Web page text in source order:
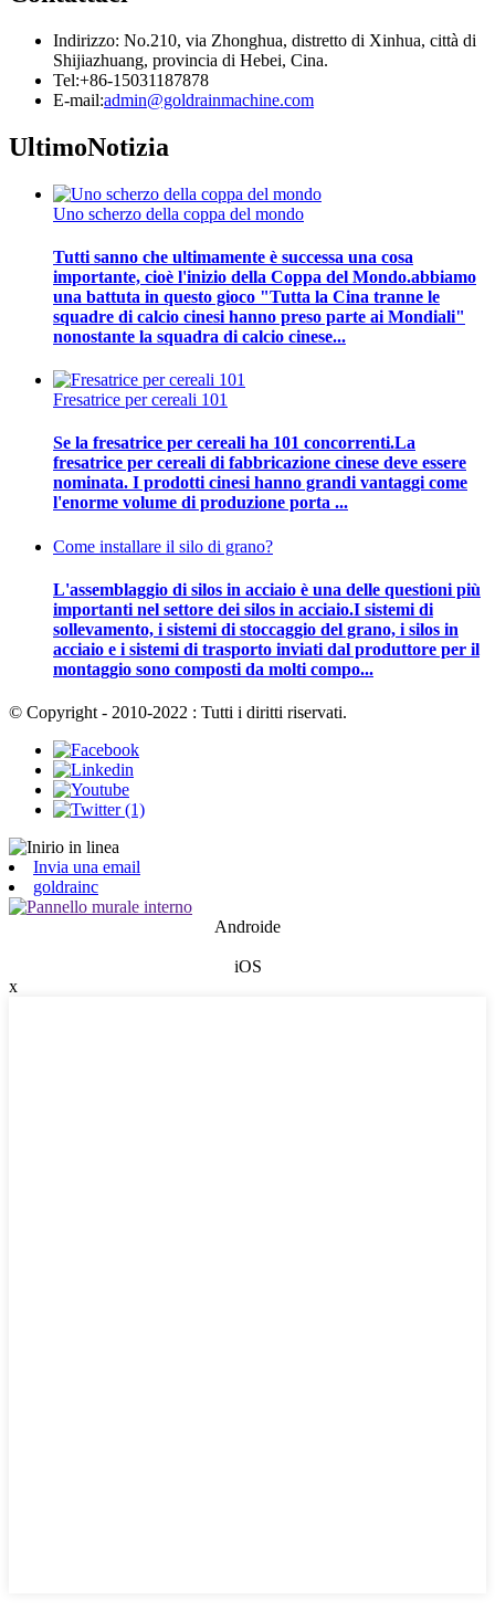
Indirizzo: No.210, via Zhonghua, distretto di Xinhua, città di
Shijiazhuang, provincia di Hebei, Cina.
Tel:+86-15031187878
E-mail:admin@goldrainmachine.com
UltimoNotizia
Uno scherzo della coppa del mondo
Tutti sanno che ultimamente è successa una cosa
importante, cioè l'inizio della Coppa del Mondo.abbiamo
una battuta in questo gioco "Tutta la Cina tranne le
squadre di calcio cinesi hanno preso parte ai Mondiali"
nonostante la squadra di calcio cinese...
Fresatrice per cereali 101
Se la fresatrice per cereali ha 101 concorrenti.La
fresatrice per cereali di fabbricazione cinese deve essere
nominata. I prodotti cinesi hanno grandi vantaggi come
l'enorme volume di produzione porta ...
Come installare il silo di grano?
L'assemblaggio di silos in acciaio è una delle questioni più
importanti nel settore dei silos in acciaio.I sistemi di
sollevamento, i sistemi di stoccaggio del grano, i silos in
acciaio e i sistemi di trasporto inviati dal produttore per il
montaggio sono composti da molti compo...
© Copyright - 2010-2022 : Tutti i diritti riservati.
Invia una email
goldrainc
Androide
iOS
x